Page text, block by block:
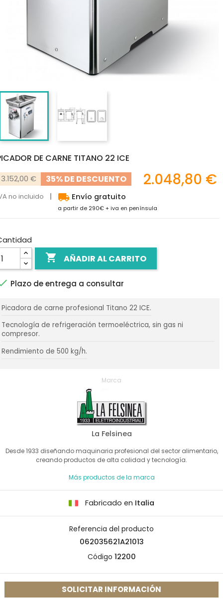
DE CARNE TITANO 22 ICE
3.152,00 € 35% DE DESCUENTO 2.048,80 €
no incluido local_shipping Envío gratuito
a partir de 290€ + iva en península
 AÑADIR AL CARRITO
Plazo de entrega a consultar
Picadora de carne profesional Titano 22 ICE.
Tecnología de refrigeración termoeléctrica, sin gas ni
compresor.
Rendimiento de 500 kg/h.
Marca
La Felsinea
Desde 1933 diseñando maquinaria profesional del sector alimentario,
creando productos de alta calidad y tecnología.
Más productos de la marca
Fabricado en Italia
Referencia del producto
062035621A21013
Código 12200
SOLICITAR INFORMACIÓN